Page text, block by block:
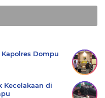
Dompu
Kecelakaan di